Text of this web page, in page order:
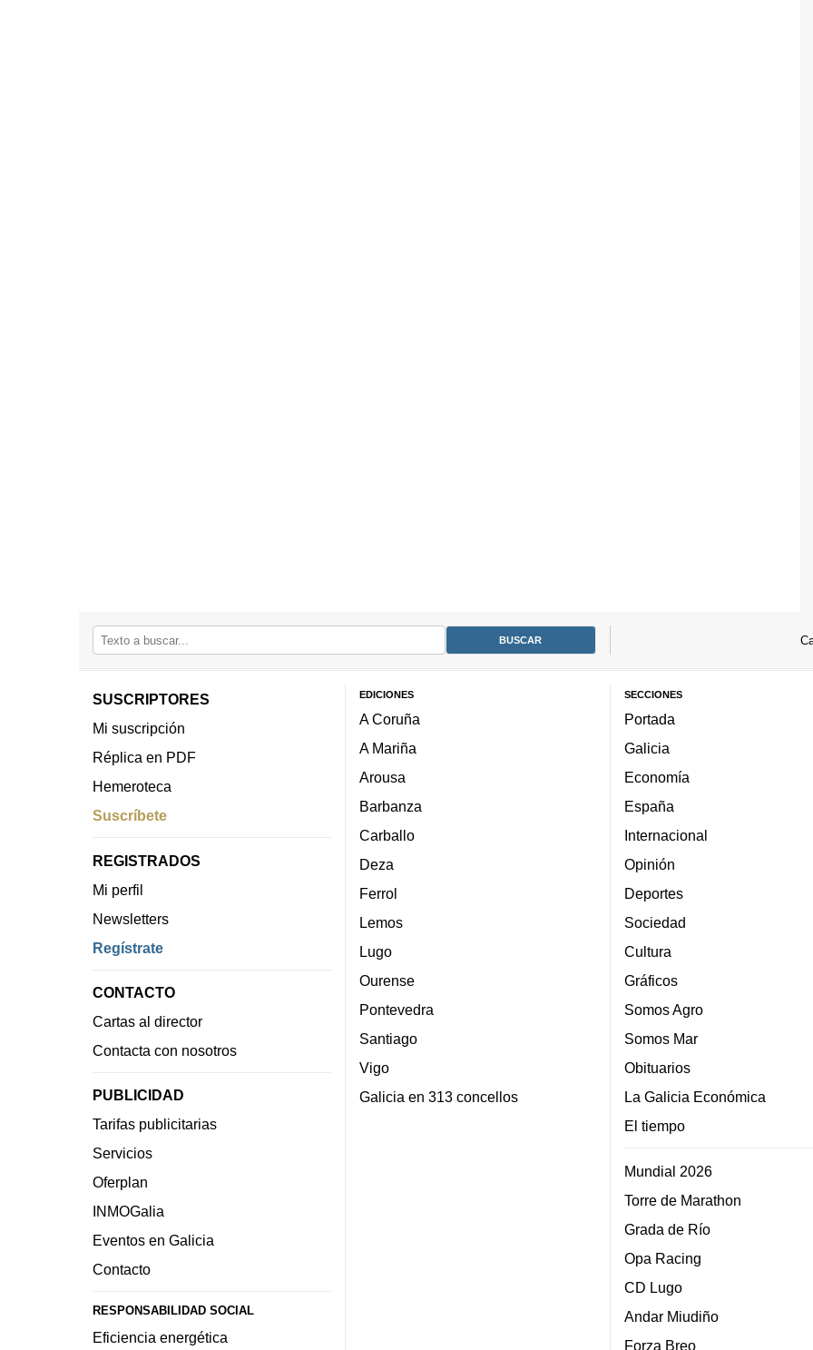
SUSCRIPTORES
Mi suscripción
Réplica en PDF
Hemeroteca
Suscríbete
REGISTRADOS
Mi perfil
Newsletters
Regístrate
CONTACTO
Cartas al director
Contacta con nosotros
PUBLICIDAD
Tarifas publicitarias
Servicios
Oferplan
INMOGalia
Eventos en Galicia
Contacto
RESPONSABILIDAD SOCIAL
Eficiencia energética
EDICIONES
A Coruña
A Mariña
Arousa
Barbanza
Carballo
Deza
Ferrol
Lemos
Lugo
Ourense
Pontevedra
Santiago
Vigo
Galicia en 313 concellos
SECCIONES
Portada
Galicia
Economía
España
Internacional
Opinión
Deportes
Sociedad
Cultura
Gráficos
Somos Agro
Somos Mar
Obituarios
La Galicia Económica
El tiempo
Mundial 2026
Torre de Marathon
Grada de Río
Opa Racing
CD Lugo
Andar Miudiño
Forza Breo